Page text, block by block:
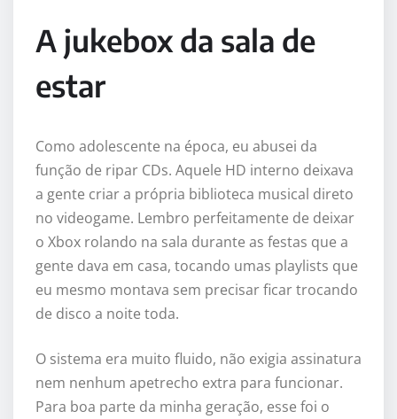
A jukebox da sala de
estar
Como adolescente na época, eu abusei da
função de ripar CDs. Aquele HD interno deixava
a gente criar a própria biblioteca musical direto
no videogame. Lembro perfeitamente de deixar
o Xbox rolando na sala durante as festas que a
gente dava em casa, tocando umas playlists que
eu mesmo montava sem precisar ficar trocando
de disco a noite toda.
O sistema era muito fluido, não exigia assinatura
nem nenhum apetrecho extra para funcionar.
Para boa parte da minha geração, esse foi o